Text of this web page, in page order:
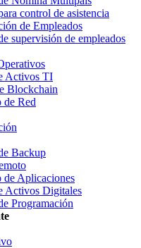
control de asistencia
de Empleados
supervisión de empleados
Activos TI
Blockchain
de Red
Backup
de Aplicaciones
Activos Digitales
Programación